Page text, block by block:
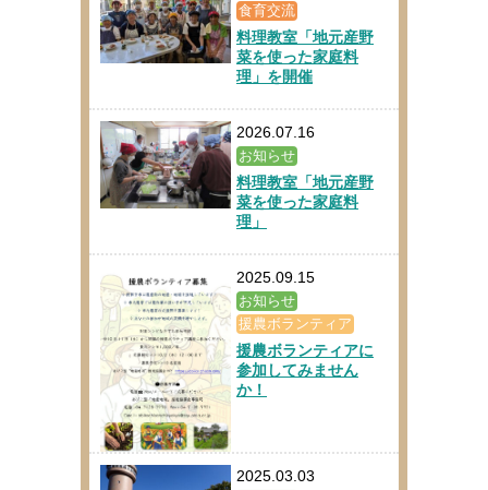
食育交流
料理教室「地元産野
菜を使った家庭料
理」を開催
2026.07.16
お知らせ
料理教室「地元産野
菜を使った家庭料
理」
2025.09.15
お知らせ
援農ボランティア
援農ボランティアに
参加してみません
か！
2025.03.03